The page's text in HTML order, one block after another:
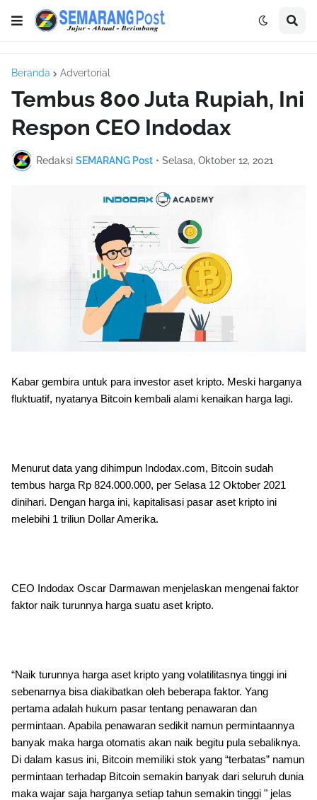
Beranda Advertorial
Tembus 800 Juta Rupiah, Ini
Respon CEO Indodax
Redaksi SEMARANG Post • Selasa, Oktober 12, 2021
Kabar gembira untuk para investor aset kripto. Meski harganya
fluktuatif, nyatanya Bitcoin kembali alami kenaikan harga lagi.
Menurut data yang dihimpun Indodax.com, Bitcoin sudah
tembus harga Rp 824.000.000, per Selasa 12 Oktober 2021
dinihari. Dengan harga ini, kapitalisasi pasar aset kripto ini
melebihi 1 triliun Dollar Amerika.
CEO Indodax Oscar Darmawan menjelaskan mengenai faktor
faktor naik turunnya harga suatu aset kripto.
“Naik turunnya harga aset kripto yang volatilitasnya tinggi ini
sebenarnya bisa diakibatkan oleh beberapa faktor. Yang
pertama adalah hukum pasar tentang penawaran dan
permintaan. Apabila penawaran sedikit namun permintaannya
banyak maka harga otomatis akan naik begitu pula sebaliknya.
Di dalam kasus ini, Bitcoin memiliki stok yang “terbatas” namun
permintaan terhadap Bitcoin semakin banyak dari seluruh dunia
maka wajar saja harganya setiap tahun semakin tinggi " jelas